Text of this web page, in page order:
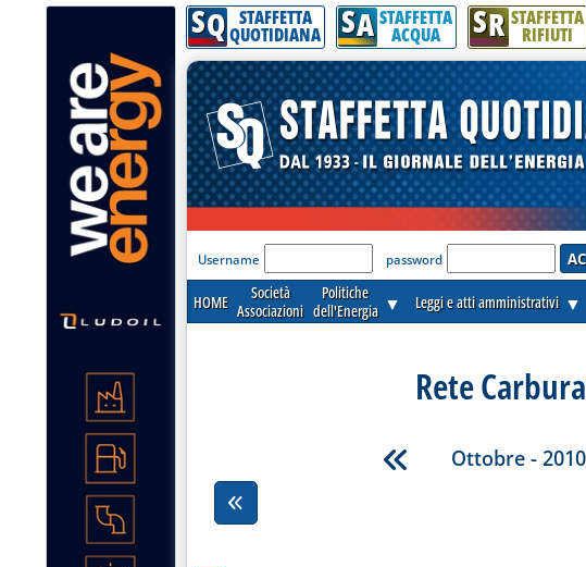
SQ STAFFETTA
QUOTIDIANA SA STAFFETTA
ACQUA SR STAFFETTA
RIFIUTI
'Modulo Login per accedere'
Username password
HOME
Società
Associazioni
Politiche
dell'Energia ▼ Leggi e atti amministrativi ▼
Rete
Ottobre - 2010